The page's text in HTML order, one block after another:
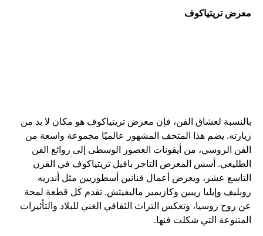
معرض تريتياكوف
بالنسبة لعشاق الفن، فإن معرض تريتياكوف هو مكان لا بد من
زيارته. يضم هذا المتحف المشهور عالميًا مجموعة واسعة من
الفن الروسي، من أيقونات العصور الوسطى إلى روائع الفن
الطليعي. أسس المعرض التاجر بافيل تريتياكوف في القرن
التاسع عشر، ويعرض أعمال فنانين أسطوريين مثل أندريه
روبليف وإيليا ريبين وكازيمير ماليفيتش. تقدم كل قطعة لمحة
عن روح روسيا، وتعكس التراث الثقافي الغني للبلاد والتأثيرات
المتنوعة التي شكلت فنها.